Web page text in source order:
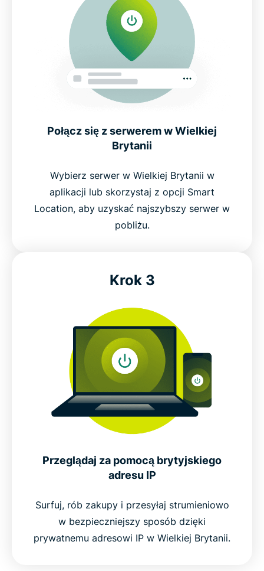
Połącz się z serwerem w Wielkiej
Brytanii
Wybierz serwer w Wielkiej Brytanii w
aplikacji lub skorzystaj z opcji Smart
Location, aby uzyskać najszybszy serwer w
pobliżu.
Krok 3
Przeglądaj za pomocą brytyjskiego
adresu IP
Surfuj, rób zakupy i przesyłaj strumieniowo
w bezpieczniejszy sposób dzięki
prywatnemu adresowi IP w Wielkiej Brytanii.